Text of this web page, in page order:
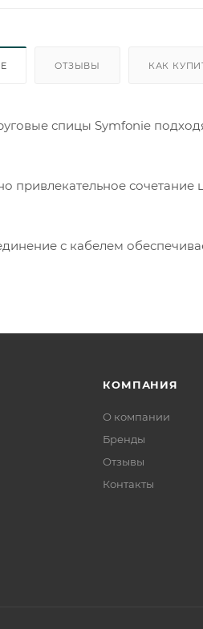
ОТЗЫВЫ КАК
спицы Symfonie
привлекательное сочетание
с кабелем
КОМПАНИЯ
О компании
Бренды
Отзывы
Контакты